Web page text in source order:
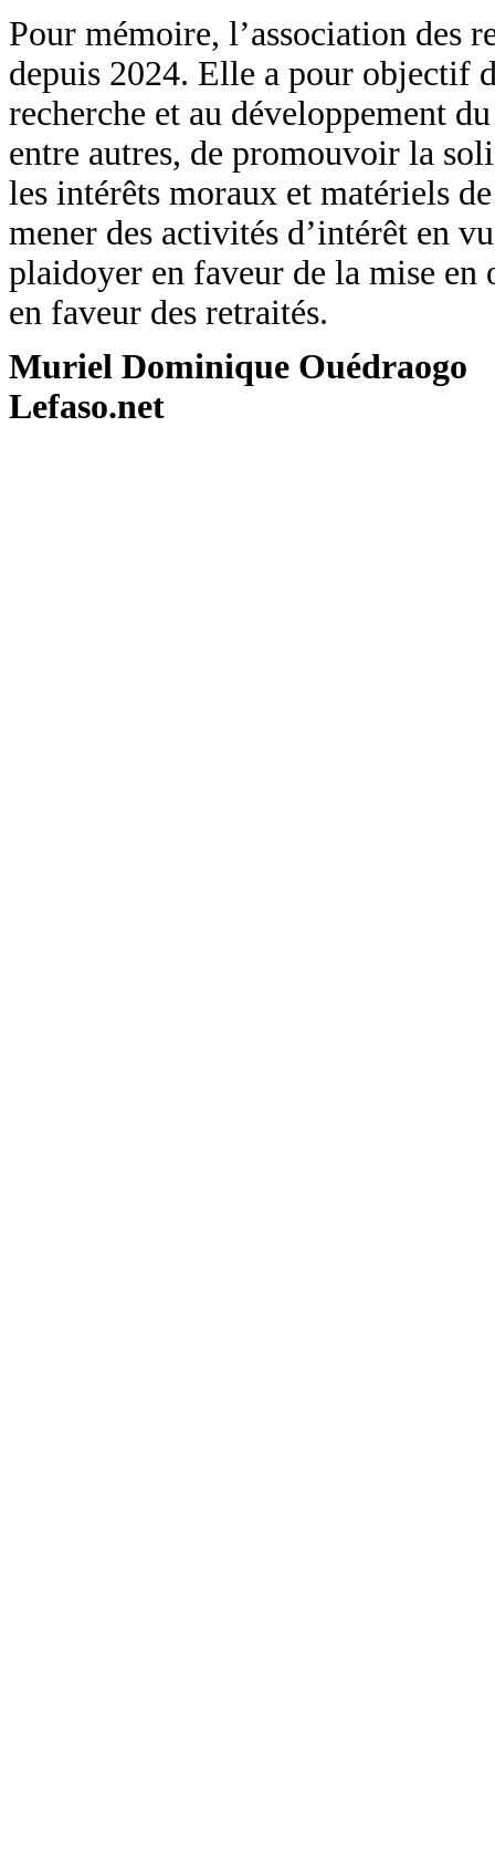
Pour mémoire, l’association des
depuis 2024. Elle a pour objectif
recherche et au développement
entre autres, de promouvoir la
les intérêts moraux et matériels
mener des activités d’intérêt en
plaidoyer en faveur de la mise
en faveur des retraités.
Muriel Dominique Ouédraogo
Lefaso.net